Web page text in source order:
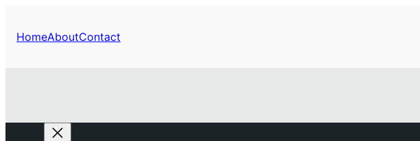
HomeAboutContact